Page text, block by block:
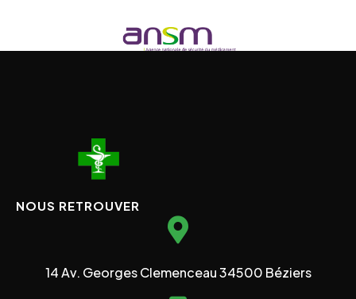
NOUS RETROUVER
14 Av. Georges Clemenceau 34500 Béziers